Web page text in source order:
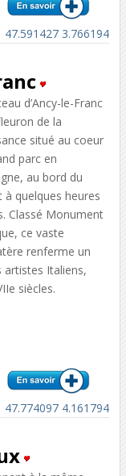
47.591427 3.766194
d’Ancy-le-Franc
de la
situé au coeur
parc en
au bord du
à quelques heures
Classé Monument
ce vaste
renferme un
artistes Italiens,
siècles.
47.774097 4.161794